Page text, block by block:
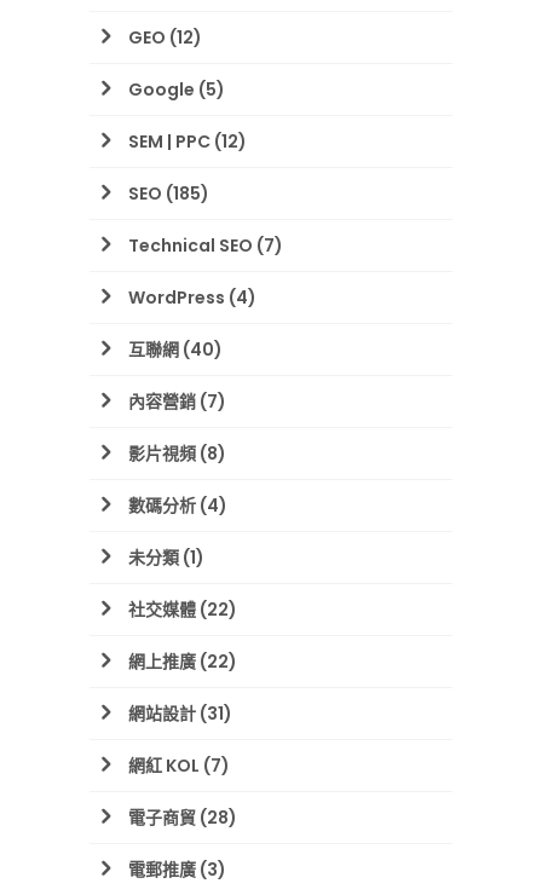
GEO (12)
Google (5)
SEM | PPC (12)
SEO (185)
Technical SEO (7)
WordPress (4)
互聯網 (40)
內容營銷 (7)
影片視頻 (8)
數碼分析 (4)
未分類 (1)
社交媒體 (22)
網上推廣 (22)
網站設計 (31)
網紅 KOL (7)
電子商貿 (28)
電郵推廣 (3)